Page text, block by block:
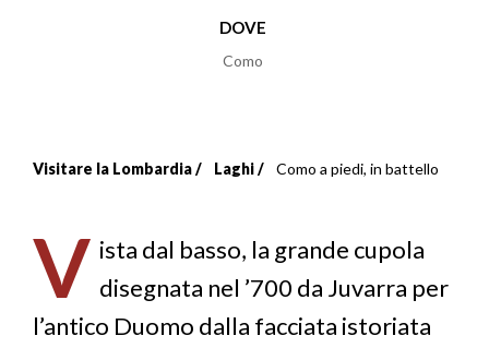
DOVE
Como
di
pane
Visitare la Lombardia Laghi Como a piedi, in battello
V ista dal basso, la grande cupola
disegnata nel ’700 da Juvarra per
l’antico Duomo dalla facciata istoriata